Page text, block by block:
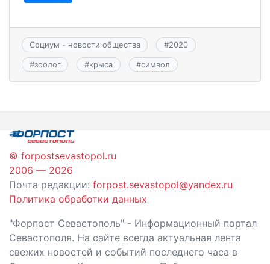
Социум - новости общества #2020
#зоолог #крыса #символ
© forpostsevastopol.ru
2006 — 2026
Почта редакции: forpost.sevastopol@yandex.ru
Политика обработки данных
"Форпост Севастополь" - Информационный портал
Севастополя. На сайте всегда актуальная лента
свежих новостей и событий последнего часа в